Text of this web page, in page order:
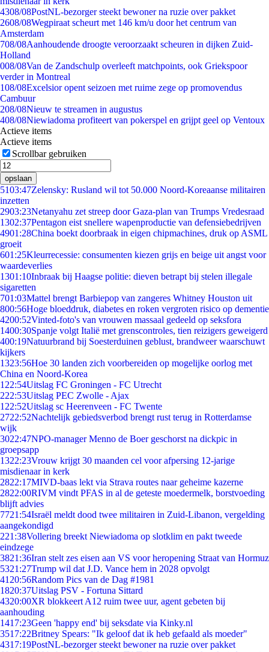
4308/08PostNL-bezorger steekt bewoner na ruzie over pakket
2608/08Wegpiraat scheurt met 146 km/u door het centrum van
Amsterdam
708/08Aanhoudende droogte veroorzaakt scheuren in dijken Zuid-
Holland
008/08Van de Zandschulp overleeft matchpoints, ook Griekspoor
verder in Montreal
108/08Excelsior opent seizoen met ruime zege op promovendus
Cambuur
208/08Nieuw te streamen in augustus
408/08Niewiadoma profiteert van pokerspel en grijpt geel op Ventoux
Actieve items
Actieve items
Scrollbar gebruiken
opslaan
5103:47Zelensky: Rusland wil tot 50.000 Noord-Koreaanse militairen
inzetten
2903:23Netanyahu zet streep door Gaza-plan van Trumps Vredesraad
1302:37Pentagon eist snellere wapenproductie van defensiebedrijven
4901:28China boekt doorbraak in eigen chipmachines, druk op ASML
groeit
601:25Kleurrecessie: consumenten kiezen grijs en beige uit angst voor
waardeverlies
1301:10Inbraak bij Haagse politie: dieven betrapt bij stelen illegale
sigaretten
701:03Mattel brengt Barbiepop van zangeres Whitney Houston uit
800:56Hoge bloeddruk, diabetes en roken vergroten risico op dementie
4200:52Vinted-foto's van vrouwen massaal gedeeld op seksfora
1400:30Spanje volgt Italië met grenscontroles, tien reizigers geweigerd
400:19Natuurbrand bij Soesterduinen geblust, brandweer waarschuwt
kijkers
1323:56Hoe 30 landen zich voorbereiden op mogelijke oorlog met
China en Noord-Korea
1 22:54Uitslag FC Groningen - FC Utrecht
222:53Uitslag PEC Zwolle - Ajax
1 22:52Uitslag sc Heerenveen - FC Twente
2722:52Nachtelijk gebiedsverbod brengt rust terug in Rotterdamse
wijk
3022:47NPO-manager Menno de Boer geschorst na dickpic in
groepsapp
1322:23Vrouw krijgt 30 maanden cel voor afpersing 12-jarige
misdienaar in kerk
2822:17MIVD-baas lekt via Strava routes naar geheime kazerne
2822:00RIVM vindt PFAS in al de geteste moedermelk, borstvoeding
blijft advies
7721:54Israël meldt dood twee militairen in Zuid-Libanon, vergelding
aangekondigd
221:38Vollering breekt Niewiadoma op slotklim en pakt tweede
eindzege
3821:36Iran stelt zes eisen aan VS voor heropening Straat van Hormuz
5321:27Trump wil dat J.D. Vance hem in 2028 opvolgt
41 20:56Random Pics van de Dag #1981
1820:37Uitslag PSV - Fortuna Sittard
4320:00XR blokkeert A12 ruim twee uur, agent gebeten bij
aanhouding
1417:23Geen 'happy end' bij seksdate via Kinky.nl
3517:22Britney Spears: "Ik geloof dat ik heb gefaald als moeder"
4317:19PostNL-bezorger steekt bewoner na ruzie over pakket